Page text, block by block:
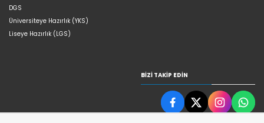
DGS
Üniversiteye Hazırlık (YKS)
Liseye Hazırlık (LGS)
BIZI TAKIP EDIN